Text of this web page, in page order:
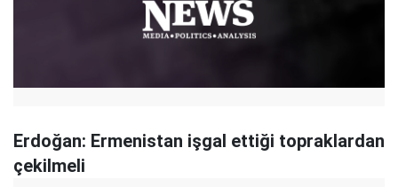
Erdoğan: Ermenistan işgal ettiği topraklardan
çekilmeli